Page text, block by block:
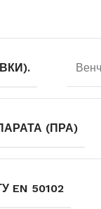
(ПРА)
EN 50102